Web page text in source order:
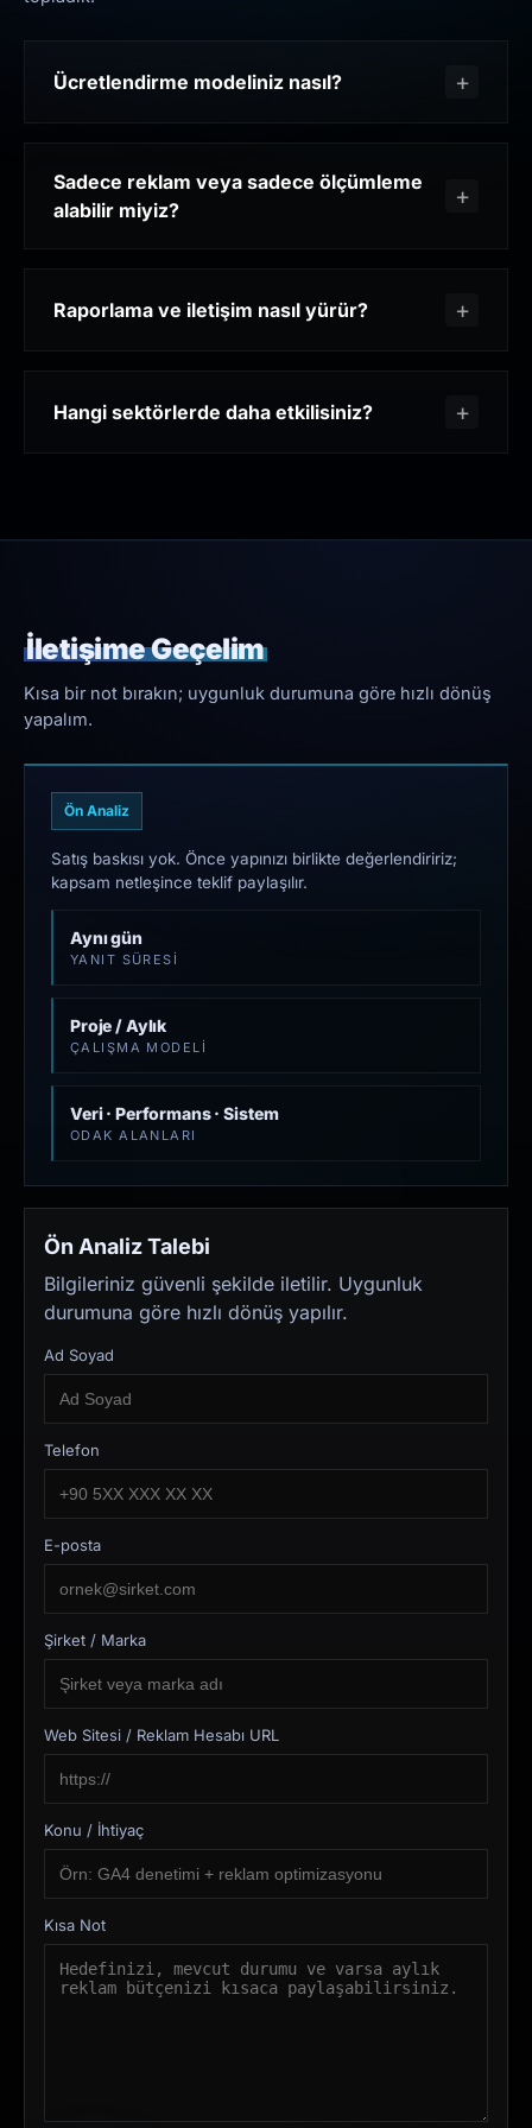
Ücretlendirme modeliniz nasıl?
Sadece reklam veya sadece ölçümleme
alabilir miyiz?
Raporlama ve iletişim nasıl yürür?
Hangi sektörlerde daha etkilisiniz?
İletişime Geçelim
Kısa bir not bırakın; uygunluk durumuna göre hızlı dönüş
yapalım.
Ön Analiz
Satış baskısı yok. Önce yapınızı birlikte değerlendiririz;
kapsam netleşince teklif paylaşılır.
Aynı gün
YANIT SÜRESI
Proje / Aylık
ÇALIŞMA MODELI
Veri · Performans · Sistem
ODAK ALANLARI
Ön Analiz Talebi
Bilgileriniz güvenli şekilde iletilir. Uygunluk
durumuna göre hızlı dönüş yapılır.
Ad Soyad
Telefon
E-posta
Şirket / Marka
Web Sitesi / Reklam Hesabı URL
Konu / İhtiyaç
Kısa Not